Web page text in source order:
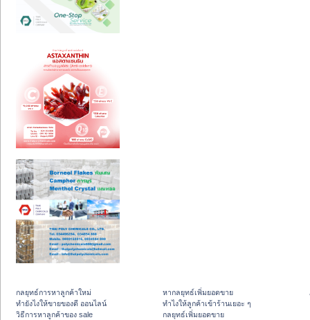
กลยุทธ์การหาลูกค้าใหม่
ทํายังไงให้ขายของดี ออนไลน์
วิธีการหาลูกค้าของ sale
หากลยุทธ์เพิ่มยอดขาย
ทําไงให้ลูกค้าเข้าร้านเยอะ ๆ
กลยุทธ์เพิ่มยอดขาย